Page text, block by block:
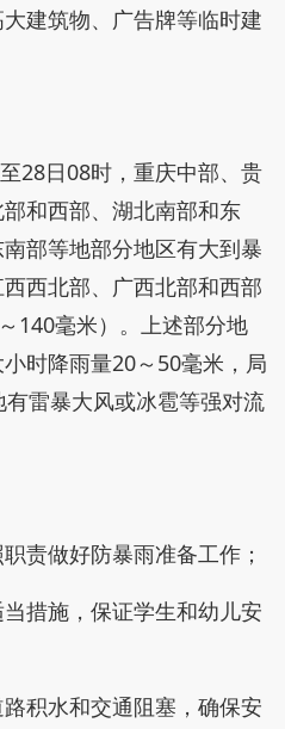
建筑物、广告牌等临时建
28日08时，重庆中部、贵
和西部、湖北南部和东
部等地部分地区有大到暴
西北部、广西北部和西部
140毫米）。上述部分地
时降雨量20～50毫米，局
雷暴大风或冰雹等强对流
责做好防暴雨准备工作；
措施，保证学生和幼儿安
积水和交通阻塞，确保安